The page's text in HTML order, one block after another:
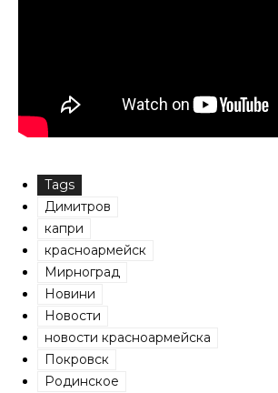
Tags
Димитров
капри
красноармейск
Мирноград
Новини
Новости
новости красноармейска
Покровск
Родинское